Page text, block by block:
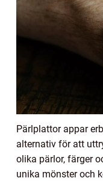
Pärlplattor appar
alternativ för att
olika pärlor, färger
unika mönster och